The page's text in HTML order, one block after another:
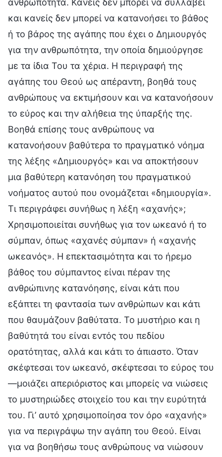
ανθρωπότητα. Κανείς δεν μπορεί να συλλάβει
και κανείς δεν μπορεί να κατανοήσει το βάθος
ή το βάρος της αγάπης που έχει ο Δημιουργός
για την ανθρωπότητα, την οποία δημιούργησε
με τα ίδια Του τα χέρια. Η περιγραφή της
αγάπης του Θεού ως απέραντη, βοηθά τους
ανθρώπους να εκτιμήσουν και να κατανοήσουν
το εύρος και την αλήθεια της ύπαρξής της.
Βοηθά επίσης τους ανθρώπους να
κατανοήσουν βαθύτερα το πραγματικό νόημα
της λέξης «Δημιουργός» και να αποκτήσουν
μια βαθύτερη κατανόηση του πραγματικού
νοήματος αυτού που ονομάζεται «δημιουργία».
Τι περιγράφει συνήθως η λέξη «αχανής»;
Χρησιμοποιείται συνήθως για τον ωκεανό ή το
σύμπαν, όπως «αχανές σύμπαν» ή «αχανής
ωκεανός». Η επεκτασιμότητα και το ήρεμο
βάθος του σύμπαντος είναι πέραν της
ανθρώπινης κατανόησης, είναι κάτι που
εξάπτει τη φαντασία των ανθρώπων και κάτι
που θαυμάζουν βαθύτατα. Το μυστήριο και η
βαθύτητά του είναι εντός του πεδίου
ορατότητας, αλλά και κάτι το άπιαστο. Όταν
σκέφτεσαι τον ωκεανό, σκέφτεσαι το εύρος του
—μοιάζει απεριόριστος και μπορείς να νιώσεις
το μυστηριώδες στοιχείο του και την ευρύτητά
του. Γι’ αυτό χρησιμοποίησα τον όρο «αχανής»
για να περιγράψω την αγάπη του Θεού. Είναι
για να βοηθήσω τους ανθρώπους να νιώσουν